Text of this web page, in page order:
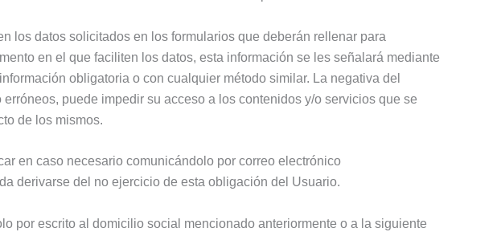
los datos solicitados en los formularios que deberán rellenar para
en el que faciliten los datos, esta información se les señalará mediante
obligatoria o con cualquier método similar. La negativa del
puede impedir su acceso a los contenidos y/o servicios que se
de los mismos.
en caso necesario comunicándolo por correo electrónico
derivarse del no ejercicio de esta obligación del Usuario.
por escrito al domicilio social mencionado anteriormente o a la siguiente